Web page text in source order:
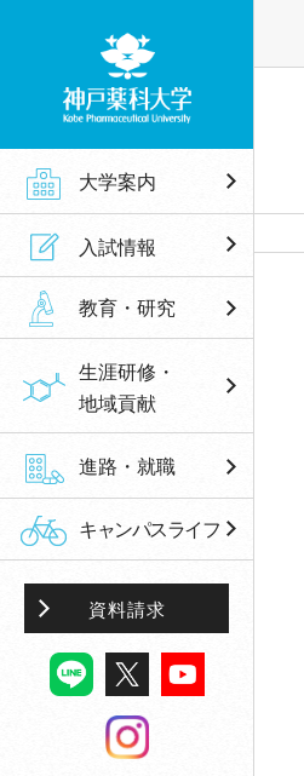
神戸薬科大学
大学案内
入試情報
教育・研究
生涯研修・
地域貢献
進路・就職
キャンパスライフ
資料請求